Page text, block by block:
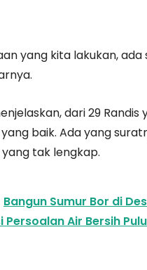
yang kita lakukan, ada
dari 29
baik. Ada yang
tak lengkap.
Bangun Sumur Bor di
Persoalan Air Bersih